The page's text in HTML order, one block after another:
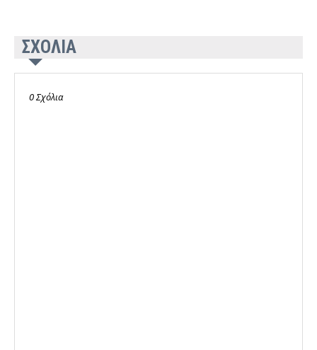
ΣΧΟΛΙΑ
0 Σχόλια